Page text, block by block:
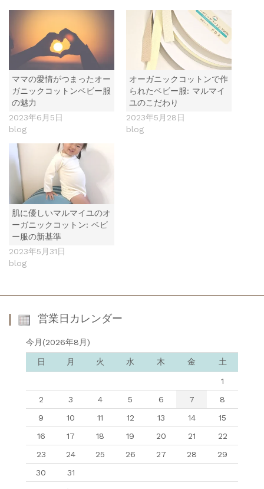
ママの愛情がつまったオー
ガニックコットンベビー服
の魅力
2023年6月5日
blog
オーガニックコットンで作
られたベビー服: マルマイ
ユのこだわり
2023年5月28日
blog
肌に優しいマルマイユのオ
ーガニックコットン: ベビ
ー服の新基準
2023年5月31日
blog
営業日カレンダー
今月(2026年8月)
日 月 火 水 木 金 土
1
2
3 4 5 6 7
8
9
10 11 12 13 14
15
16
17 18 19 20 21
22
23
24 25 26 27 28
29
30
31